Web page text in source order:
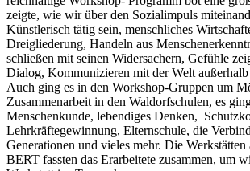
zeigte, wie wir über den Sozialimpuls
Künstlerisch tätig sein, menschliches
Dreigliederung, Handeln aus
schließen mit seinen Widersachern, Gefühle
Dialog, Kommunizieren mit der Welt
Auch ging es in den Workshop-Gruppen um
Zusammenarbeit in den Waldorfschulen, es
Menschenkunde, lebendiges Denken,
Lehrkräftegewinnung, Elternschule, die
Generationen und vieles mehr. Die
BERT fassten das Erarbeitete zusammen, um